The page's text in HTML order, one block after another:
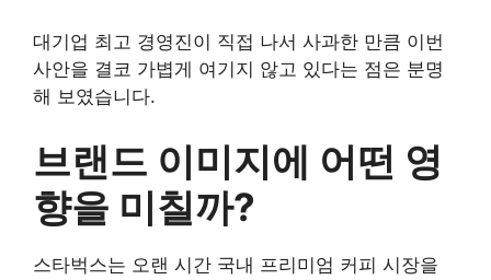
대기업 최고 경영진이 직접 나서 사과한 만큼 이번
사안을 결코 가볍게 여기지 않고 있다는 점은 분명
해 보였습니다.
브랜드 이미지에 어떤 영
향을 미칠까?
스타벅스는 오랜 시간 국내 프리미엄 커피 시장을